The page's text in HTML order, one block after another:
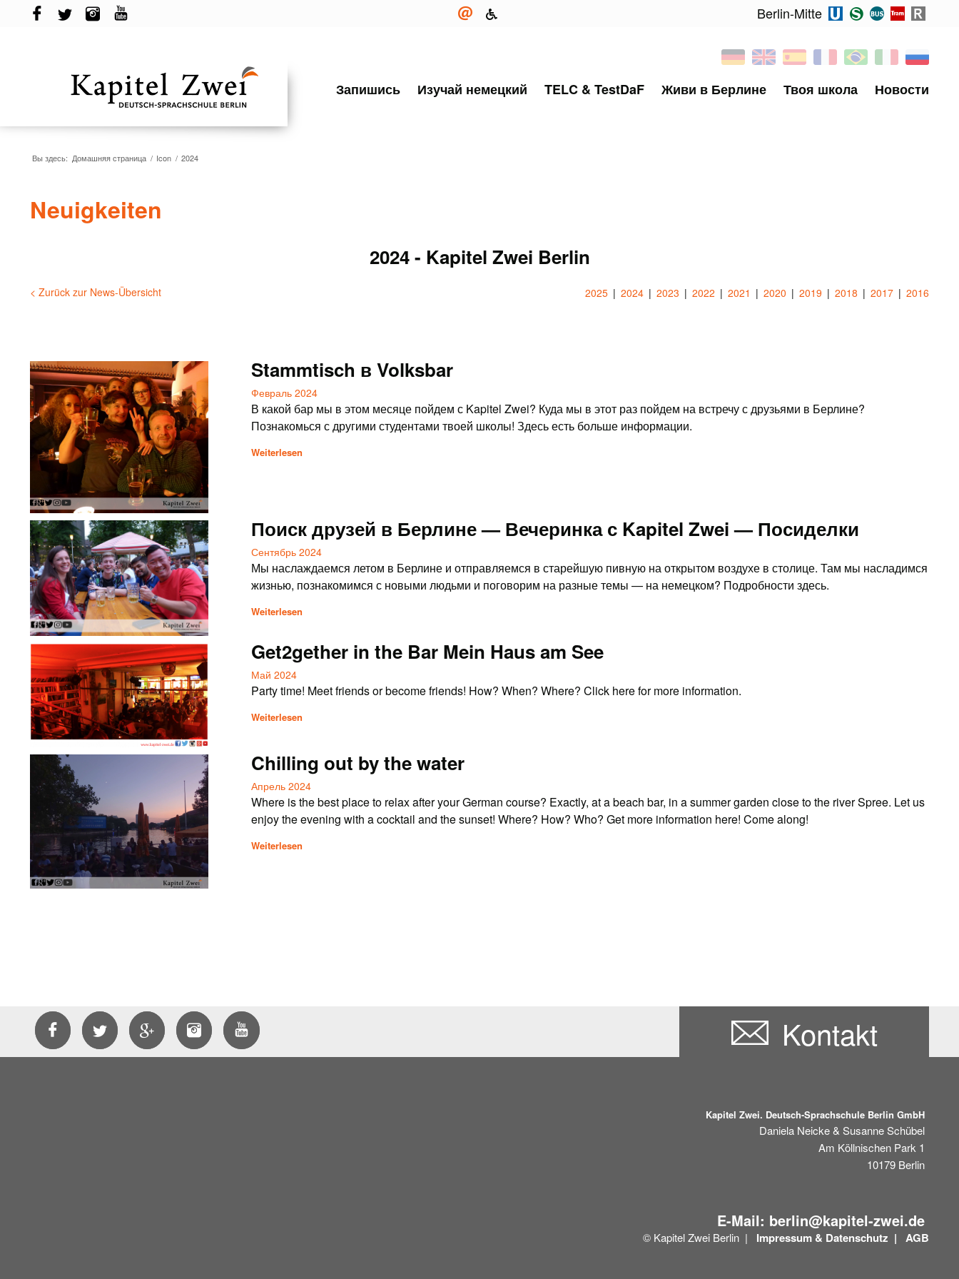
Berlin-Mitte
Запишись Изучай немецкий TELC & TestDaF Живи в Берлине Твоя школа Новости
Вы здесь: Домашняя страница / Icon / 2024
Neuigkeiten
2024 - Kapitel Zwei Berlin
< Zurück zur News-Übersicht 2025 2024 2023 2022 2021 2020 2019 2018 2017 2016
Stammtisch в Volksbar
Февраль 2024
В какой бар мы в этом месяце пойдем с Kapitel Zwei? Куда мы в этот раз пойдем на встречу с друзьями в Берлине?
Познакомься с другими студентами твоей школы! Здесь есть больше информации.
Weiterlesen
Поиск друзей в Берлине — Вечеринка с Kapitel Zwei — Посиделки
Сентябрь 2024
Мы наслаждаемся летом в Берлине и отправляемся в старейшую пивную на открытом воздухе в столице. Там мы насладимся
жизнью, познакомимся с новыми людьми и поговорим на разные темы — на немецком? Подробности здесь.
Weiterlesen
Get2gether in the Bar Mein Haus am See
Май 2024
Party time! Meet friends or become friends! How? When? Where? Click here for more information.
Weiterlesen
Chilling out by the water
Апрель 2024
Where is the best place to relax after your German course? Exactly, at a beach bar, in a summer garden close to the river Spree. Let us
enjoy the evening with a cocktail and the sunset! Where? How? Who? Get more information here! Come along!
Weiterlesen
Kontakt
Kapitel Zwei. Deutsch-Sprachschule Berlin GmbH
Daniela Neicke & Susanne Schübel
Am Köllnischen Park 1
10179 Berlin
E-Mail: berlin@kapitel-zwei.de
© Kapitel Zwei Berlin | Impressum & Datenschutz | AGB